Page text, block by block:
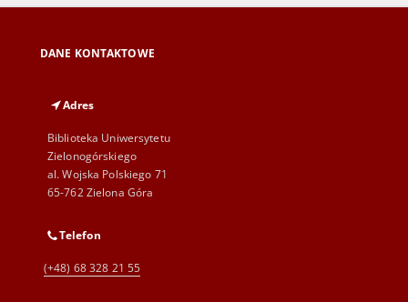
DANE KONTAKTOWE
Adres
Biblioteka Uniwersytetu
Zielonogórskiego
al. Wojska Polskiego 71
65-762 Zielona Góra
Telefon
(+48) 68 328 21 55